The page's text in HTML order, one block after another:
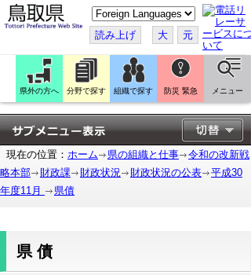
こ
の
ペ
ー
ジ
翻
訳
す
る
読み上げ 大 元
県外の方へ 分野で探す 組織で探す 防災 緊急 メニュー
現在の位置： ホーム 県の組織と仕事
令和の改新戦
略本部
財政課 財政状況 財政状況の公表
平成30
年度11月
県債
県債